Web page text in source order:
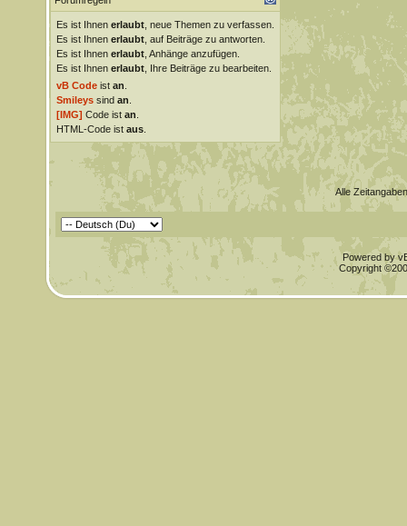
Es ist Ihnen erlaubt, neue Themen zu verfassen.
Es ist Ihnen erlaubt, auf Beiträge zu antworten.
Es ist Ihnen erlaubt, Anhänge anzufügen.
Es ist Ihnen erlaubt, Ihre Beiträge zu bearbeiten.
vB Codeist an
Smileyssind an
[IMG] Code ist an
HTML-Code ist aus.
Alle
Powered by
Copyright